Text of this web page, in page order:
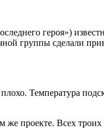
героя»)
группы сделали
Температура
же проекте. Всех